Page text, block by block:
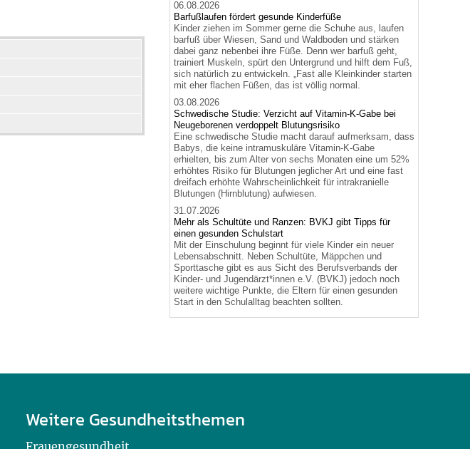
06.08.2026
Barfußlaufen fördert gesunde Kinderfüße
Kinder ziehen im Sommer gerne die Schuhe aus, laufen
barfuß über Wiesen, Sand und Waldboden und stärken
dabei ganz nebenbei ihre Füße. Denn wer barfuß geht,
trainiert Muskeln, spürt den Untergrund und hilft dem Fuß,
sich natürlich zu entwickeln. „Fast alle Kleinkinder starten
mit eher flachen Füßen, das ist völlig normal.
03.08.2026
Schwedische Studie: Verzicht auf Vitamin-K-Gabe bei
Neugeborenen verdoppelt Blutungsrisiko
Eine schwedische Studie macht darauf aufmerksam, dass
Babys, die keine intramuskuläre Vitamin-K-Gabe
erhielten, bis zum Alter von sechs Monaten eine um 52%
erhöhtes Risiko für Blutungen jeglicher Art und eine fast
dreifach erhöhte Wahrscheinlichkeit für intrakranielle
Blutungen (Hirnblutung) aufwiesen.
31.07.2026
Mehr als Schultüte und Ranzen: BVKJ gibt Tipps für
einen gesunden Schulstart
Mit der Einschulung beginnt für viele Kinder ein neuer
Lebensabschnitt. Neben Schultüte, Mäppchen und
Sporttasche gibt es aus Sicht des Berufsverbands der
Kinder- und Jugendärzt*innen e.V. (BVKJ) jedoch noch
weitere wichtige Punkte, die Eltern für einen gesunden
Start in den Schulalltag beachten sollten.
Weitere Gesundheitsthemen
Frauengesundheit